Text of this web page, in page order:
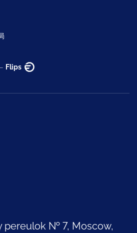
Flips
pereulok № 7, Moscow,